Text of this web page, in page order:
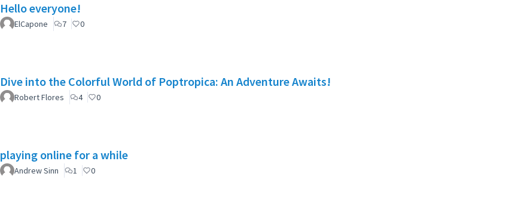
Hello everyone!
ElCapone 7 0
Dive into the Colorful World of Poptropica: An Adventure Awaits!
Robert Flores 4 0
playing online for a while
Andrew Sinn 1 0